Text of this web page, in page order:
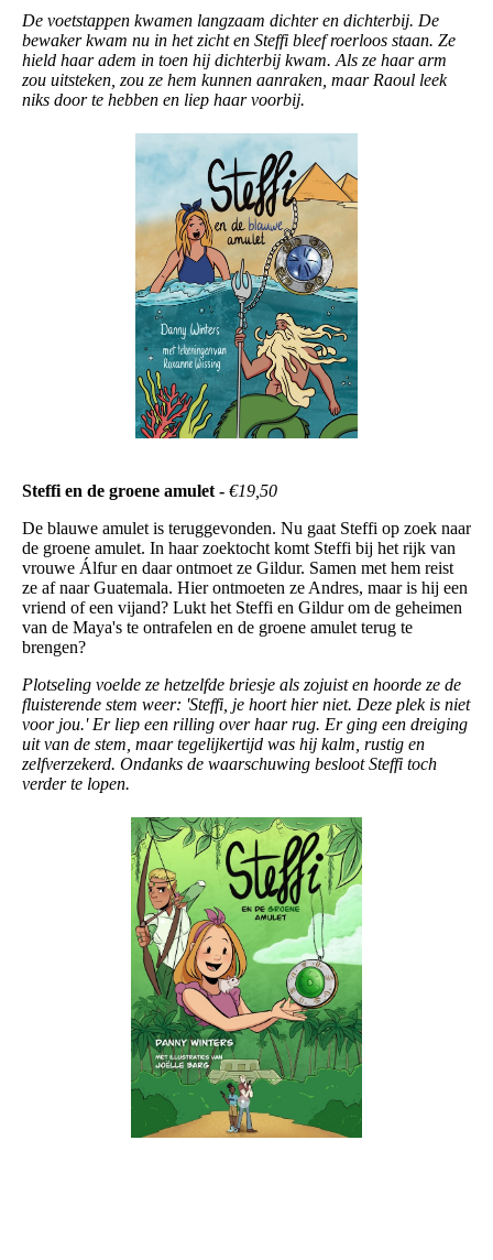
De voetstappen kwamen langzaam dichter en dichterbij. De
bewaker kwam nu in het zicht en Steffi bleef roerloos staan. Ze
hield haar adem in toen hij dichterbij kwam. Als ze haar arm
zou uitsteken, zou ze hem kunnen aanraken, maar Raoul leek
niks door te hebben en liep haar voorbij.
Steffi en de groene amulet - €19,50
De blauwe amulet is teruggevonden. Nu gaat Steffi op zoek naar
de groene amulet. In haar zoektocht komt Steffi bij het rijk van
vrouwe Álfur en daar ontmoet ze Gildur. Samen met hem reist
ze af naar Guatemala. Hier ontmoeten ze Andres, maar is hij een
vriend of een vijand? Lukt het Steffi en Gildur om de geheimen
van de Maya's te ontrafelen en de groene amulet terug te
brengen?
Plotseling voelde ze hetzelfde briesje als zojuist en hoorde ze de
fluisterende stem weer: 'Steffi, je hoort hier niet. Deze plek is niet
voor jou.' Er liep een rilling over haar rug. Er ging een dreiging
uit van de stem, maar tegelijkertijd was hij kalm, rustig en
zelfverzekerd. Ondanks de waarschuwing besloot Steffi toch
verder te lopen.